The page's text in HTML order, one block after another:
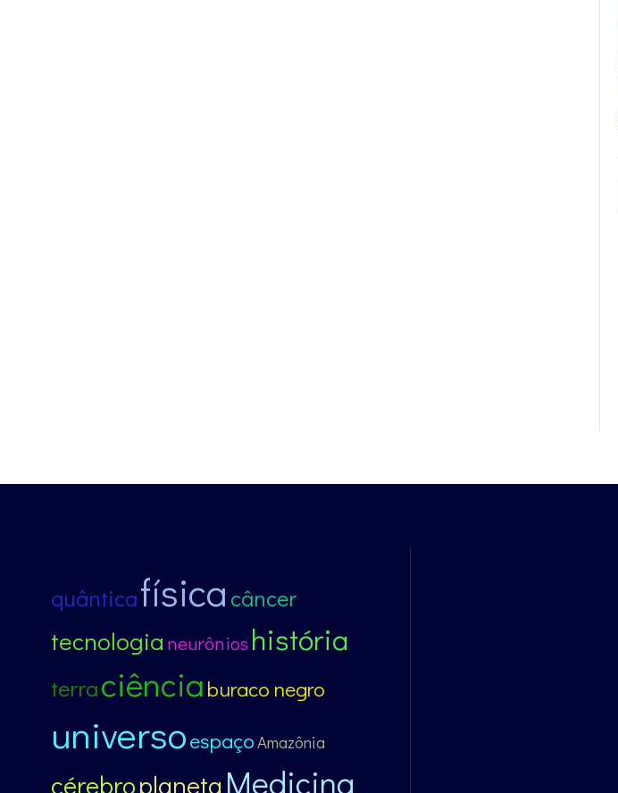
quânticafísica câncer
tecnologia neurônios história
terraciência buraco negro
universoespaçoAmazônia
cérebroplaneta Medicina